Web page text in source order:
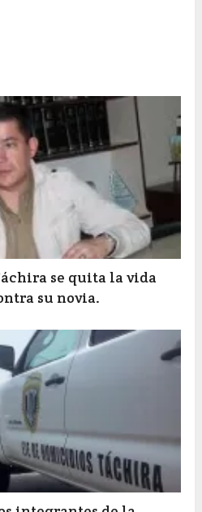
se quita la vida
su novia.